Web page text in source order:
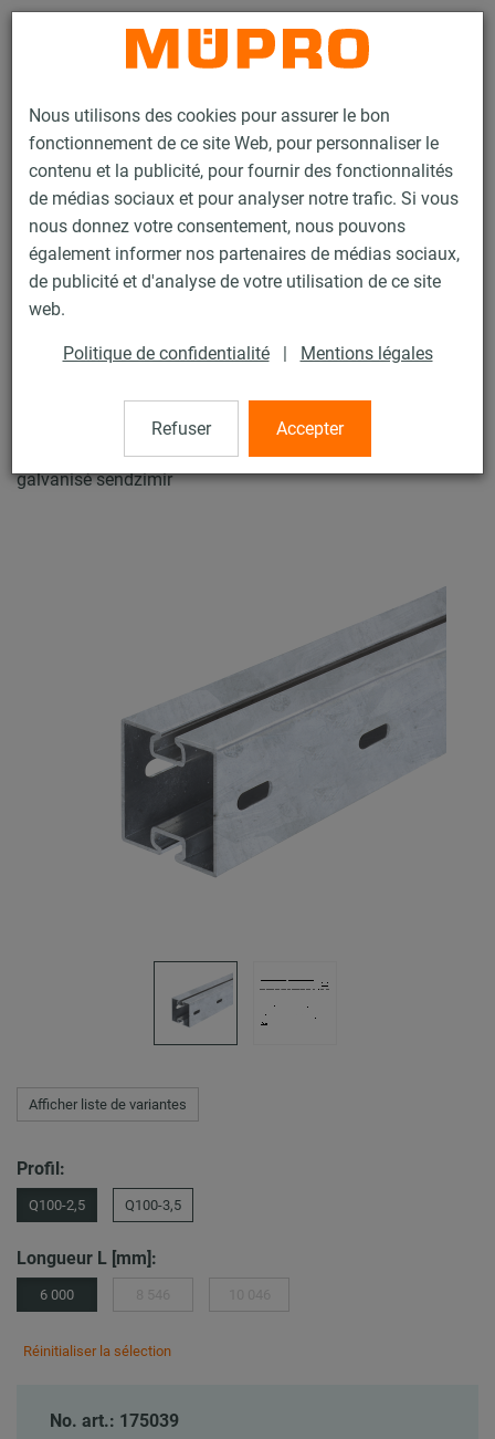
Nous utilisons des cookies pour assurer le bon
fonctionnement de ce site Web, pour personnaliser le
contenu et la publicité, pour fournir des fonctionnalités
de médias sociaux et pour analyser notre trafic. Si vous
nous donnez votre consentement, nous pouvons
également informer nos partenaires de médias sociaux,
de publicité et d'analyse de votre utilisation de ce site
web.
Politique de confidentialité | Mentions légales
Refuser Accepter
Contact
Produits Technique de fixation
Supports lourds
Rails d’installation MPT (plage de charge lourde)
Profilé MPT Q100
Profilé MPT Q100
MPT-PROFILE Q-100, 2,5 mm, L = 6.000mm, 2 rainures,
galvanisé sendzimir
Afficher liste de variantes
Profil:
Q100-2,5 Q100-3,5
Longueur L [mm]:
6 000
Réinitialiser la sélection
No. art.: 175039